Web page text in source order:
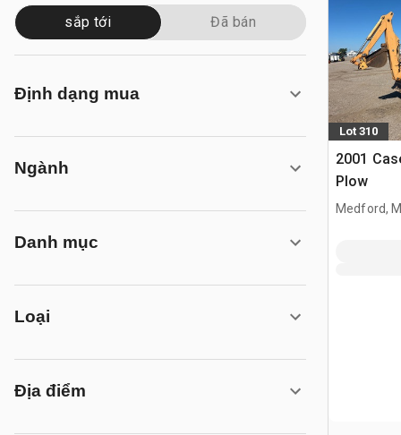
sắp tới Đã bán
Định dạng mua
Ngành
Danh mục
Loại
Địa điểm
Lot 310
2001
Plow
Medford,